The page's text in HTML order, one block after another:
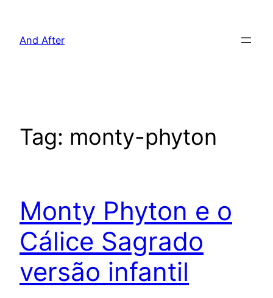
And After
Tag: monty-phyton
Monty Phyton e o
Cálice Sagrado
versão infantil